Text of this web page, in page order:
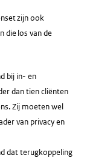
zijn ook
die los van de
bij in- en
dan tien cliënten
Zij moeten wel
van privacy en
dat terugkoppeling